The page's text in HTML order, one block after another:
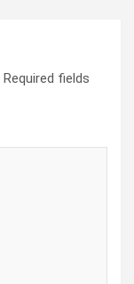
Required fields